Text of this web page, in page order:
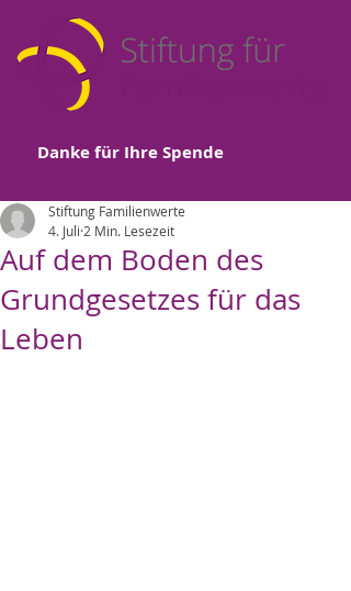
Danke für Ihre Spende
Auf dem Boden des
Grundgesetzes für das
Leben
Stiftung Familienwerte
4. Juli 2 Min. Lesezeit